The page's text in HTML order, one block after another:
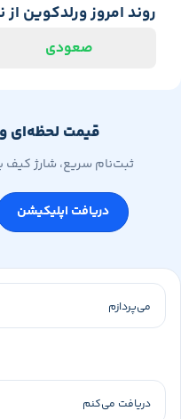
امروز ورلدکوین از نظر
صعودی
قیمت لحظه‌ای و
ثبت‌نام سریع، شارژ کیف پول
دریافت اپلیکیشن